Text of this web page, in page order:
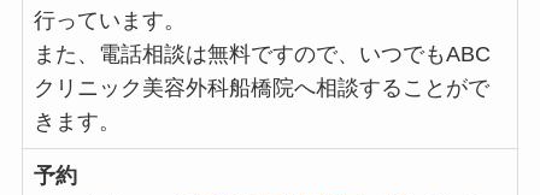
行っています。
また、電話相談は無料ですので、いつでもABC
クリニック美容外科船橋院へ相談することがで
きます。
予約